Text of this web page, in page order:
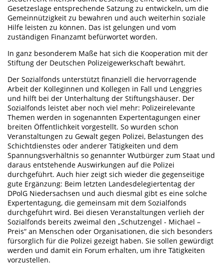
Gesetzeslage entsprechende Satzung zu entwickeln, um die
Gemeinnützigkeit zu bewahren und auch weiterhin soziale
Hilfe leisten zu können. Das ist gelungen und vom
zuständigen Finanzamt befürwortet worden.
In ganz besonderem Maße hat sich die Kooperation mit der
Stiftung der Deutschen Polizeigewerkschaft bewährt.
Der Sozialfonds unterstützt finanziell die hervorragende
Arbeit der Kolleginnen und Kollegen in Fall und Lenggries
und hilft bei der Unterhaltung der Stiftungshäuser. Der
Sozialfonds leistet aber noch viel mehr: Polizeirelevante
Themen werden in sogenannten Expertentagungen einer
breiten Öffentlichkeit vorgestellt. So wurden schon
Veranstaltungen zu Gewalt gegen Polizei, Belastungen des
Schichtdienstes oder anderer Tätigkeiten und dem
Spannungsverhältnis so genannter Wutbürger zum Staat und
daraus entstehende Auswirkungen auf die Polizei
durchgeführt. Auch hier zeigt sich wieder die gegenseitige
gute Ergänzung: Beim letzten Landesdelegiertentag der
DPolG Niedersachsen und auch diesmal gibt es eine solche
Expertentagung, die gemeinsam mit dem Sozialfonds
durchgeführt wird. Bei diesen Veranstaltungen verlieh der
Sozialfonds bereits zweimal den „Schutzengel - Michael –
Preis“ an Menschen oder Organisationen, die sich besonders
fürsorglich für die Polizei gezeigt haben. Sie sollen gewürdigt
werden und damit ein Forum erhalten, um ihre Tätigkeiten
vorzustellen.